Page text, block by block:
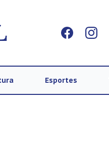
Esportes